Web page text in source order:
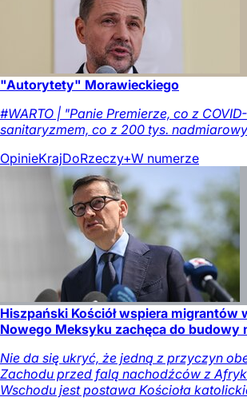
"Autorytety" Morawieckiego
#WARTO | "Panie Premierze, co z
sanitaryzmem, co z 200 tys.
OpinieKrajDoRzeczy+W numerze
Hiszpański Kościół wspiera migrantów
Nowego Meksyku zachęca do budowy
Nie da się ukryć, że jedną z przyczyn
Zachodu przed falą nachodźców z
Wschodu jest postawa Kościoła